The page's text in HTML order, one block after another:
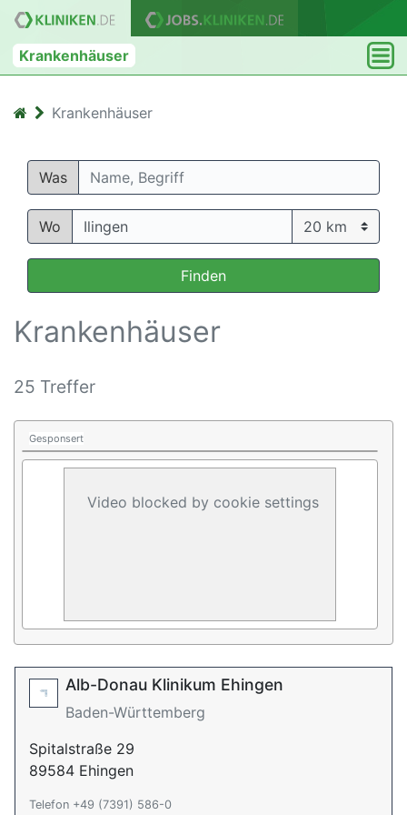
Krankenhäuser
Krankenhäuser
Was
Wo
Finden
Krankenhäuser
25 Treffer
Gesponsert
Video blocked by cookie settings
Alb-Donau Klinikum Ehingen
Baden-Württemberg
Spitalstraße 29
89584 Ehingen
Telefon +49 (7391) 586-0